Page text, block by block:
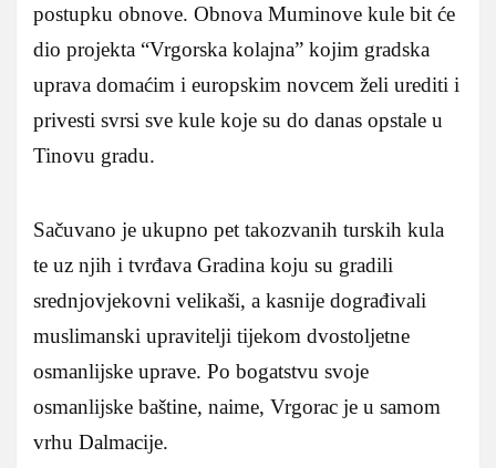
postupku obnove. Obnova Muminove kule bit će
dio projekta “Vrgorska kolajna” kojim gradska
uprava domaćim i europskim novcem želi urediti i
privesti svrsi sve kule koje su do danas opstale u
Tinovu gradu.
Sačuvano je ukupno pet takozvanih turskih kula
te uz njih i tvrđava Gradina koju su gradili
srednjovjekovni velikaši, a kasnije dograđivali
muslimanski upravitelji tijekom dvostoljetne
osmanlijske uprave. Po bogatstvu svoje
osmanlijske baštine, naime, Vrgorac je u samom
vrhu Dalmacije.